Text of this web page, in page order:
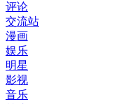
评论
交流站
漫画
娱乐
明星
影视
音乐